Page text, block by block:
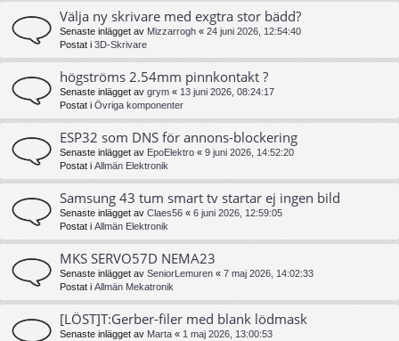
Välja ny skrivare med exgtra stor bädd?
Senaste inlägget av Mizzarrogh « 24 juni 2026, 12:54:40
Postat i 3D-Skrivare
högströms 2.54mm pinnkontakt ?
Senaste inlägget av grym « 13 juni 2026, 08:24:17
Postat i Övriga komponenter
ESP32 som DNS för annons-blockering
Senaste inlägget av EpoElektro « 9 juni 2026, 14:52:20
Postat i Allmän Elektronik
Samsung 43 tum smart tv startar ej ingen bild
Senaste inlägget av Claes56 « 6 juni 2026, 12:59:05
Postat i Allmän Elektronik
MKS SERVO57D NEMA23
Senaste inlägget av SeniorLemuren « 7 maj 2026, 14:02:33
Postat i Allmän Mekatronik
[LÖST]T:Gerber-filer med blank lödmask
Senaste inlägget av Marta « 1 maj 2026, 13:00:53